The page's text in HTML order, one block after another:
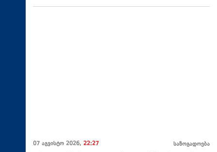
07 აგვისტო 2026, 22:27 საზოგადოება